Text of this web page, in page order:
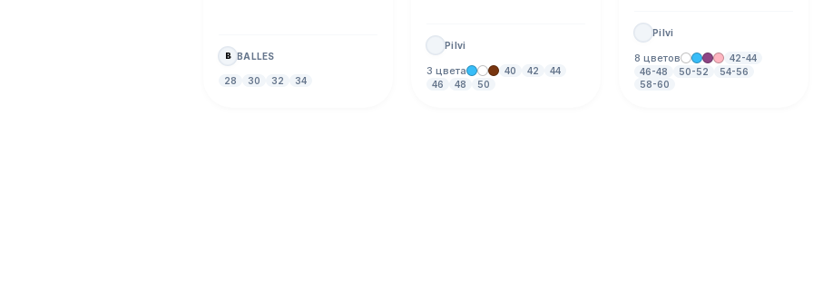
B BALLES
28 30 32 34
Pilvi
3 цвета 40 42
44
46
48 50
Pilvi
8 цветов
42-44
46-48
50-52
54-56
58-60